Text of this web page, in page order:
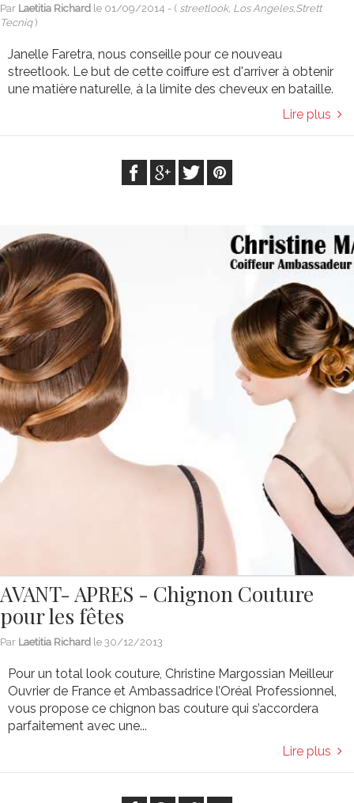
Par Laetitia Richard le 01/09/2014 - ( streetlook, Los Angeles,Strett
Tecniq)
Janelle Faretra, nous conseille pour ce nouveau
streetlook. Le but de cette coiffure est d'arriver à obtenir
une matière naturelle, à la limite des cheveux en bataille.
Lire plus
AVANT- APRES - Chignon Couture
pour les fêtes
Par Laetitia Richard le 30/12/2013
Pour un total look couture, Christine Margossian Meilleur
Ouvrier de France et Ambassadrice l’Oréal Professionnel,
vous propose ce chignon bas couture qui s’accordera
parfaitement avec une...
Lire plus